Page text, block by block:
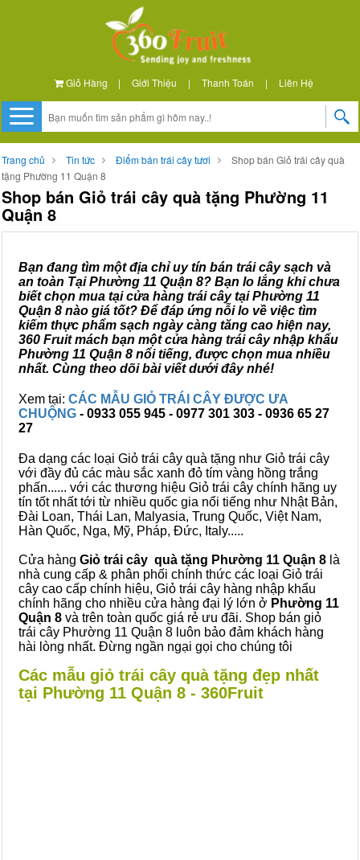
Giỏ Hàng | Giới Thiệu | Thanh Toán | Liên Hệ
Trang chủ Tin tức Điểm bán trái cây tươi
Shop bán Giỏ trái cây quà
tặng Phường 11 Quận 8
Shop bán Giỏ trái cây quà tặng Phường 11
Quận 8
Bạn đang tìm một địa chỉ uy tín bán trái cây sạch và
an toàn Tại Phường 11 Quận 8? Bạn lo lắng khi chưa
biết chọn mua tại cửa hàng trái cây tại Phường 11
Quận 8 nào giá tốt? Để đáp ứng nỗi lo về việc tìm
kiếm thực phẩm sạch ngày càng tăng cao hiện nay,
360 Fruit mách bạn một cửa hàng trái cây nhập khẩu
Phường 11 Quận 8 nổi tiếng, được chọn mua nhiều
nhất. Cùng theo dõi bài viết dưới đây nhé!
Xem tại: CÁC MẪU GIỎ TRÁI CÂY ĐƯỢC ƯA
CHUỘNG - 0933 055 945 - 0977 301 303 - 0936 65 27
27
Đa dạng các loại Giỏ trái cây quà tặng như Giỏ trái cây
với đầy đủ các màu sắc xanh đỏ tím vàng hồng trắng
phấn...... với các thương hiệu Giỏ trái cây chính hãng uy
tín tốt nhất tới từ nhiều quốc gia nổi tiếng như Nhật Bản,
Đài Loan, Thái Lan, Malyasia, Trung Quốc, Việt Nam,
Hàn Quốc, Nga, Mỹ, Pháp, Đức, Italy.....
Cửa hàng Giỏ trái cây quà tặng Phường 11 Quận 8 là
nhà cung cấp & phân phối chính thức các loại Giỏ trái
cây cao cấp chính hiệu, Giỏ trái cây hàng nhập khẩu
chính hãng cho nhiều cửa hàng đại lý lớn ở Phường 11
Quận 8 và trên toàn quốc giá rẻ ưu đãi. Shop bán giỏ
trái cây Phường 11 Quận 8 luôn bảo đảm khách hàng
hài lòng nhất. Đừng ngần ngại gọi cho chúng tôi
Các mẫu giỏ trái cây quà tặng đẹp nhất
tại Phường 11 Quận 8 - 360Fruit